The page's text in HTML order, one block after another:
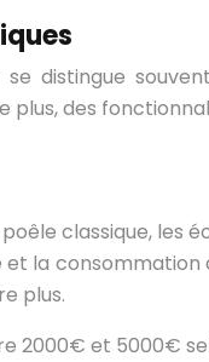
distingue
plus, des
classique,
et la
plus.
2000€ et 5000€